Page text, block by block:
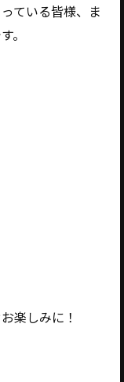
ている皆様、ま
。
楽しみに！